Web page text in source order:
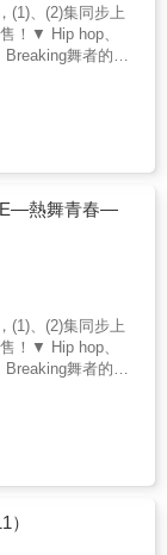
由地舞蹈也沒關
style發起挑戰！
(1)、(2)集同步上
！ ▼ Hip hop、
舞者的世
」的漫畫...！下
內山昂輝配音PV
watch?
社。 經過２人反
， 被選入排舞展
同時，小谷和灣
上結良的複雜心
？大家一起跳
於規則自由地跳
戀愛的高校青春
喜歡的音樂， 無
熱舞青春—
(1)、(2)集同步上
！ ▼ Hip hop、
舞者的世
」的漫畫...！下
內山昂輝配音PV
watch?
緒、 迎合著旁人
全身心投入舞
）